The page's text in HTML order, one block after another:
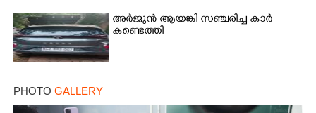
ദേശീയപാതയിൽ 20 പേർക്ക് പരിക്ക്,
നാലു പേരുടെ നില ഗുരുതരം
അർജുൻ ആയങ്കി സഞ്ചരിച്ച കാർ
കണ്ടെത്തി
PHOTO GALLERY